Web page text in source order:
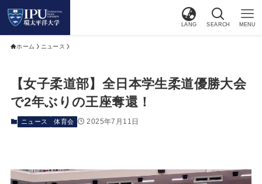
LANG SEARCH MENU
ホーム ニュース
【女子柔道部】全日本学生柔道優勝大会
で2年ぶりの王座奪還！
ニュース 体育会 2025年7月11日